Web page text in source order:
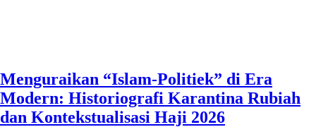
Menguraikan “Islam-Politiek” di Era
Modern: Historiografi Karantina Rubiah
dan Kontekstualisasi Haji 2026